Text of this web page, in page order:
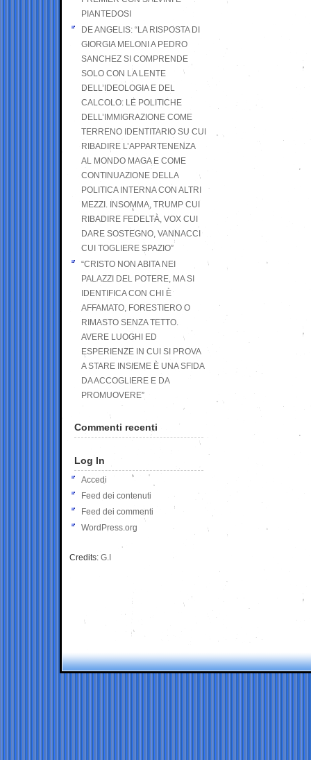
PIANTEDOSI
DE ANGELIS: “LA RISPOSTA DI
GIORGIA MELONI A PEDRO
SANCHEZ SI COMPRENDE
SOLO CON LA LENTE
DELL’IDEOLOGIA E DEL
CALCOLO: LE POLITICHE
DELL’IMMIGRAZIONE COME
TERRENO IDENTITARIO SU CUI
RIBADIRE L’APPARTENENZA
AL MONDO MAGA E COME
CONTINUAZIONE DELLA
POLITICA INTERNA CON ALTRI
MEZZI. INSOMMA, TRUMP CUI
RIBADIRE FEDELTÀ, VOX CUI
DARE SOSTEGNO, VANNACCI
CUI TOGLIERE SPAZIO”
“CRISTO NON ABITA NEI
PALAZZI DEL POTERE, MA SI
IDENTIFICA CON CHI È
AFFAMATO, FORESTIERO O
RIMASTO SENZA TETTO.
AVERE LUOGHI ED
ESPERIENZE IN CUI SI PROVA
A STARE INSIEME È UNA SFIDA
DA ACCOGLIERE E DA
PROMUOVERE”
Commenti recenti
Log In
Accedi
Feed dei contenuti
Feed dei commenti
WordPress.org
Credits: G.I